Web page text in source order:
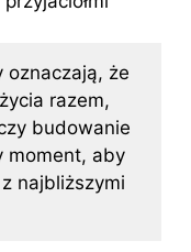
oznaczają, że
razem,
budowanie
moment, aby
najbliższymi